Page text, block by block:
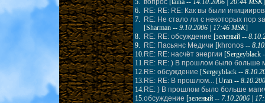
5. вопрос [taina -- 14.10.2006 | 20:44 MSK]
6.
RE: RE: RE: Как вы были
7.
RE: Не стало ли с некоторых пор
[Sharman -- 9.10.2006 | 17:46 MSK]
8.
RE: RE: обсуждение [зеленый --
9.
RE: Пасьянс Медичи [khronos --
10. RE: RE: насчёт энергии [Sergeyblack
11. RE: RE: ) В прошлом было больше
12. RE: обсуждение [Sergeyblack --
13. RE: RE: В прошлом... [Uran --
14. RE: ) В прошлом было больше
15.обсуждение [зеленый -- 7.10.2006 |